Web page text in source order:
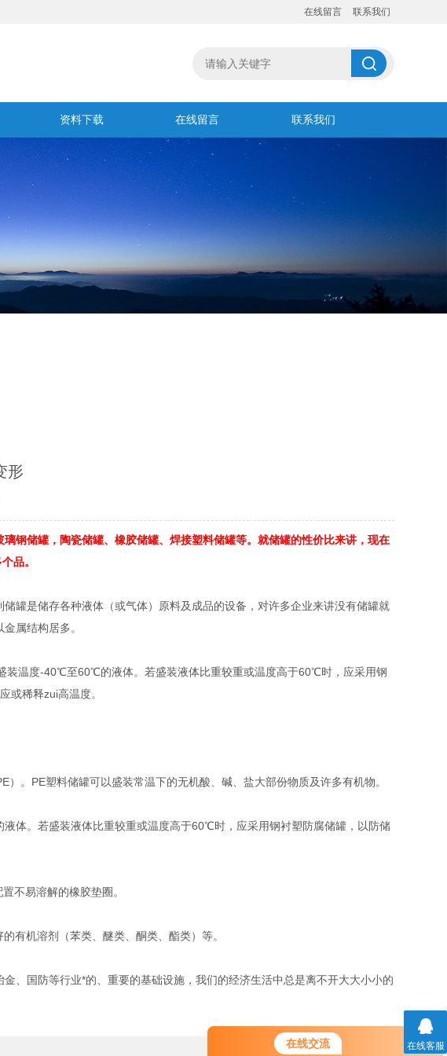
在线交流
在线留言 联系我们
资料下载 在线留言 联系我们
形
储罐，陶瓷储罐、橡胶储罐、焊接塑料储罐等。就储罐的性价比来讲，现在
品。
罐是储存各种液体（或气体）原料及成品的设备，对许多企业来讲没有储罐就
属结构居多。
温度-40℃至60℃的液体。若盛装液体比重较重或温度高于60℃时，应采用钢
或稀释zui高温度。
PE塑料储罐可以盛装常温下的无机酸、碱、盐大部份物质及许多有机物。
。若盛装液体比重较重或温度高于60℃时，应采用钢衬塑防腐储罐，以防储
不易溶解的橡胶垫圈。
机溶剂（苯类、醚类、酮类、酯类）等。
国防等行业*的、重要的基础设施，我们的经济生活中总是离不开大大小小的
在线客服